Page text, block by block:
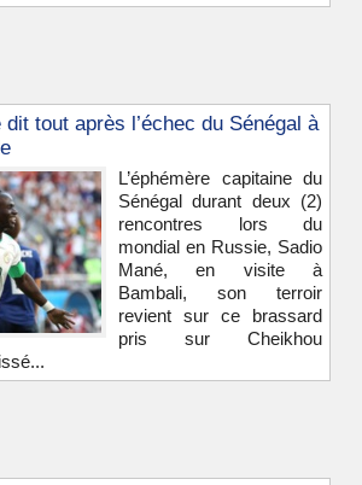
tout après l’échec du Sénégal à
L’éphémère capitaine du
Sénégal durant deux (2)
rencontres lors du
mondial en Russie, Sadio
Mané, en visite à
Bambali, son terroir
revient sur ce brassard
pris sur Cheikhou